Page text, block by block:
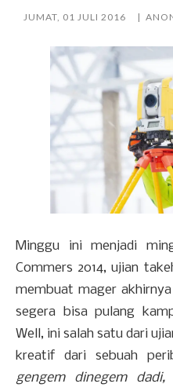
JUMAT, 01 JULI 2016
Minggu ini menjadi
Commers 2014, ujian
membuat mager
segera bisa pulang
Well, ini salah satu dari
kreatif dari sebuah
gengem dinegem